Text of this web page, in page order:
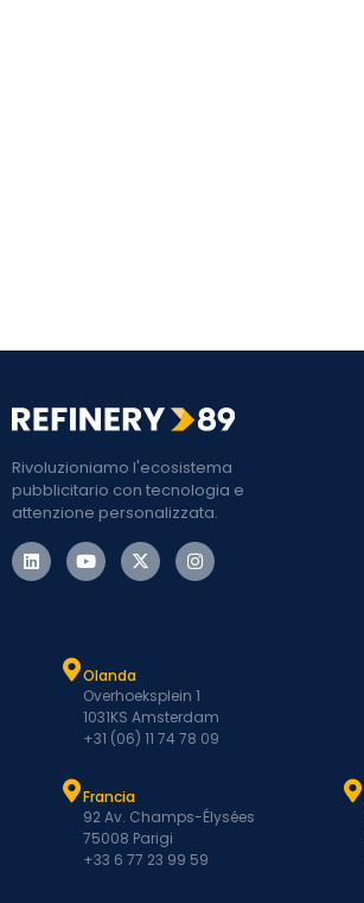
Rivoluzioniamo l'ecosistema
pubblicitario con tecnologia e
attenzione personalizzata.
Olanda
Overhoeksplein 1
1031KS Amsterdam
+31 (06) 11 74 78 09
Francia
92 Av. Champs-Élysées
75008 Parigi
+33 6 77 23 99 59